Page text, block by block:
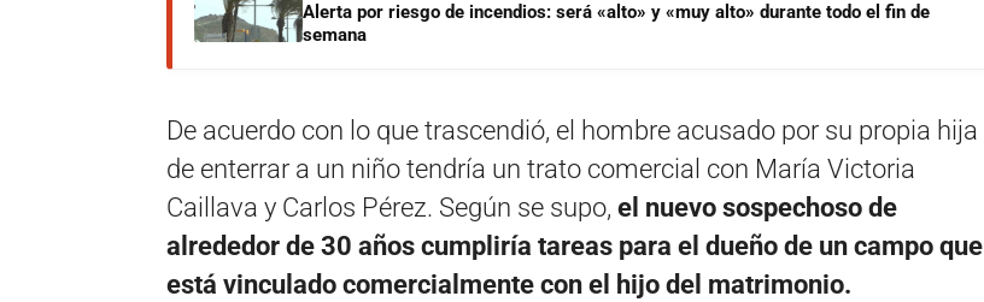
Alerta por riesgo de incendios: será «alto» y «muy alto» durante todo el fin de
semana
De acuerdo con lo que trascendió, el hombre acusado por su propia hija
de enterrar a un niño tendría un trato comercial con María Victoria
Caillava y Carlos Pérez. Según se supo, el nuevo sospechoso de
alrededor de 30 años cumpliría tareas para el dueño de un campo que
está vinculado comercialmente con el hijo del matrimonio.